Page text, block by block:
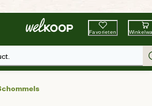
WinkelketenTuin & Dier
Favorieten